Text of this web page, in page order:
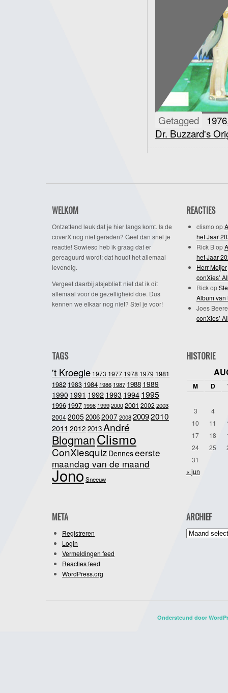
Getagged 1976
Dr. Buzzard's
WELKOM
Ontzettend leuk dat je hier langs komt. Is de
coverX nog niet geraden? Geef dan snel je
reactie! Sowieso heb ik graag dat er
gereaguurd wordt; dat houdt het allemaal
levendig.
Vergeet daarbij alsjeblieft niet dat ik dit
allemaal voor de gezelligheid doe. Dus
kennen we elkaar nog niet? Stel je voor!
REACTIES
clismo op
het Jaar
Rick Bop
het Jaar
Herr Meijer
conXies’
Rickop
Album van
Joes
conXies’
TAGS
't Kroegie 1973 1977 1978 1979 1981
1982 1983 1984 1986 1987 1988 1989
1990 1991 19921993 1994 1995
1996 1997 1998 1999 2000 2001 2002 2003
20042005 20062007200820092010
2011 2012 2013André
BlogmanClismo
ConXiesquiz Denneseerste
maandag van de maand
JonoSneeuw
HISTORIE
M D
3
4
10
11
17
18
24
25
31
« jun
META
Registreren
Login
Vermeldingen feed
Reacties feed
WordPress.org
ARCHIEF
Archief
Ondersteund door